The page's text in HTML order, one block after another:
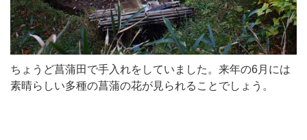
ちょうど菖蒲田で手入れをしていました。来年の6月には
素晴らしい多種の菖蒲の花が見られることでしょう。